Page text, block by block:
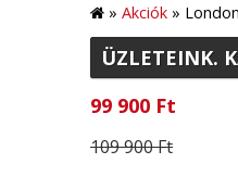
» Akciók »
ÜZLETEINK.
99 900 Ft
109 900 Ft